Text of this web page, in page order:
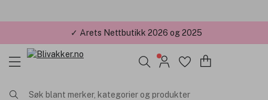
✓ Årets Nettbutikk 2026 og 2025
Søk blant merker, kategorier og produkter